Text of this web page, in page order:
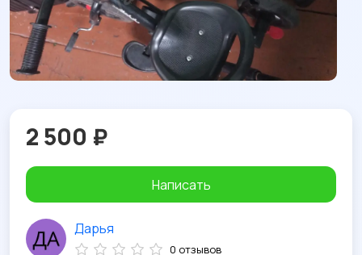
2 500 ₽
Написать
Дарья
0 отзывов